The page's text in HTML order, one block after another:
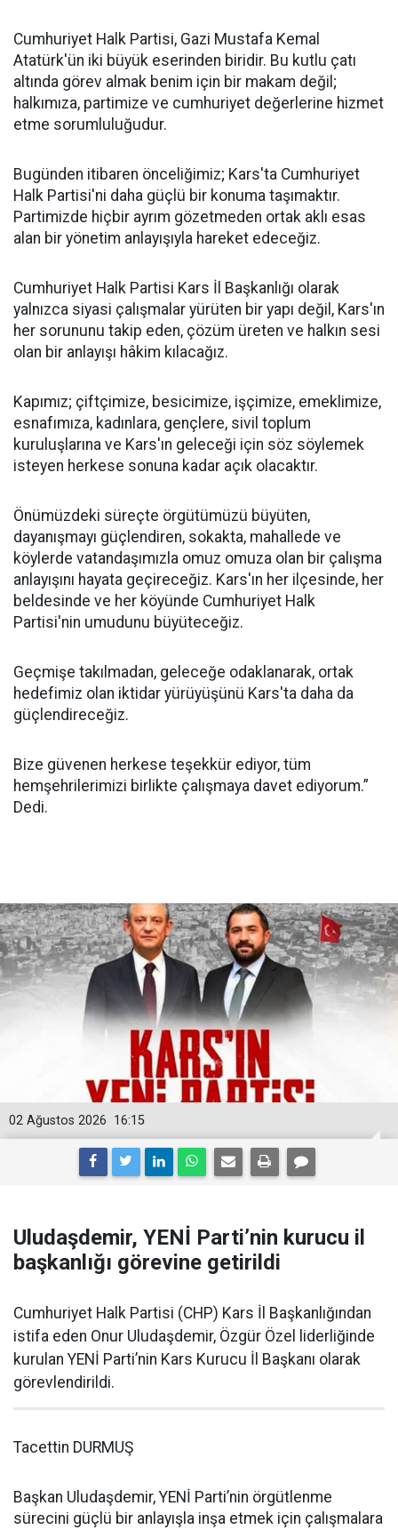
Cumhuriyet Halk Partisi, Gazi Mustafa Kemal
Atatürk'ün iki büyük eserinden biridir. Bu kutlu çatı
altında görev almak benim için bir makam değil;
halkımıza, partimize ve cumhuriyet değerlerine hizmet
etme sorumluluğudur.
Bugünden itibaren önceliğimiz; Kars'ta Cumhuriyet
Halk Partisi'ni daha güçlü bir konuma taşımaktır.
Partimizde hiçbir ayrım gözetmeden ortak aklı esas
alan bir yönetim anlayışıyla hareket edeceğiz.
Cumhuriyet Halk Partisi Kars İl Başkanlığı olarak
yalnızca siyasi çalışmalar yürüten bir yapı değil, Kars'ın
her sorununu takip eden, çözüm üreten ve halkın sesi
olan bir anlayışı hâkim kılacağız.
Kapımız; çiftçimize, besicimize, işçimize, emeklimize,
esnafımıza, kadınlara, gençlere, sivil toplum
kuruluşlarına ve Kars'ın geleceği için söz söylemek
isteyen herkese sonuna kadar açık olacaktır.
Önümüzdeki süreçte örgütümüzü büyüten,
dayanışmayı güçlendiren, sokakta, mahallede ve
köylerde vatandaşımızla omuz omuza olan bir çalışma
anlayışını hayata geçireceğiz. Kars'ın her ilçesinde, her
beldesinde ve her köyünde Cumhuriyet Halk
Partisi'nin umudunu büyüteceğiz.
Geçmişe takılmadan, geleceğe odaklanarak, ortak
hedefimiz olan iktidar yürüyüşünü Kars'ta daha da
güçlendireceğiz.
Bize güvenen herkese teşekkür ediyor, tüm
hemşehrilerimizi birlikte çalışmaya davet ediyorum.”
Dedi.
16:15
02 Ağustos 2026
Uludaşdemir, YENİ Parti’nin kurucu il
başkanlığı görevine getirildi
Cumhuriyet Halk Partisi (CHP) Kars İl Başkanlığından
istifa eden Onur Uludaşdemir, Özgür Özel liderliğinde
kurulan YENİ Parti’nin Kars Kurucu İl Başkanı olarak
görevlendirildi.
Tacettin DURMUŞ
Başkan Uludaşdemir, YENİ Parti’nin örgütlenme
sürecini güçlü bir anlayışla inşa etmek için çalışmalara